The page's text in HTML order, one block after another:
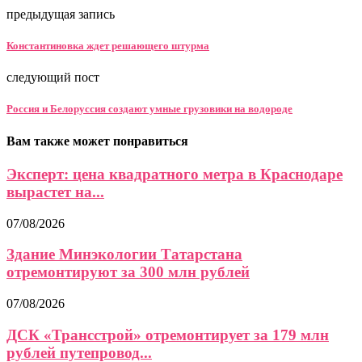
предыдущая запись
Константиновка ждет решающего штурма
следующий пост
Россия и Белоруссия создают умные грузовики на водороде
Вам также может понравиться
Эксперт: цена квадратного метра в Краснодаре
вырастет на...
07/08/2026
Здание Минэкологии Татарстана
отремонтируют за 300 млн рублей
07/08/2026
ДСК «Трансстрой» отремонтирует за 179 млн
рублей путепровод...